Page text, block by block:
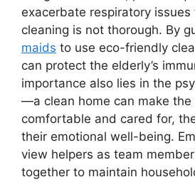
exacerbate respiratory
cleaning is not thorough. By
maids to use eco-friendly
can protect the elderly’s
importance also lies in the
—a clean home can make the
comfortable and cared for,
their emotional well-being.
view helpers as team
together to maintain